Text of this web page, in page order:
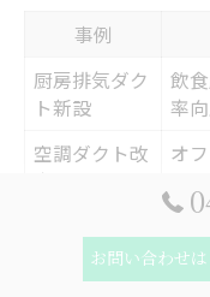
事例
厨房排気ダク
ト新設
飲
率
空調ダクト改
オ
階
ター増設
飲
お問い合わせ